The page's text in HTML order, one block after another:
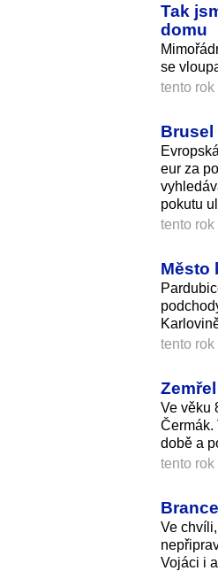
Tak
domu
se
tento rok
eur za
pokutu
tento rok
Město
tento rok
Ve věku
Čermák.
době a
tento rok
Ve
Vojáci i